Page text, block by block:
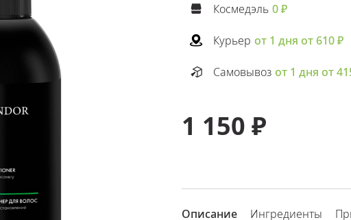
Космедэль 0 ₽
Курьер от 1 дня от 610 ₽
Самовывоз от 1 дня от
1 150 ₽
Описание Ингредиенты